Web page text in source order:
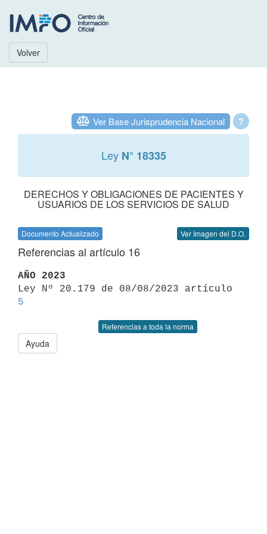
Volver
?
Ver Base Jurisprudencia Nacional
Ley N° 18335
DERECHOS Y OBLIGACIONES DE PACIENTES Y
USUARIOS DE LOS SERVICIOS DE SALUD
Documento Actualizado Ver Imagen del D.O.
Referencias al artículo 16
AÑO 2023
5
Referencias a toda la norma
Ayuda